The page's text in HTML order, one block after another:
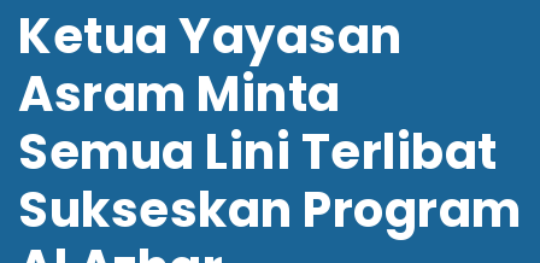
Ketua Yayasan
Asram Minta
Semua Lini Terlibat
Sukseskan Program